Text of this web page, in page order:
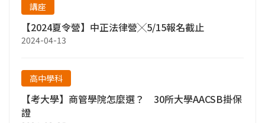
講座
【2024夏令營】中正法律營╳5/15報名截止
2024-04-13
高中學科
【考大學】商管學院怎麼選？ 30所大學AACSB掛保
證